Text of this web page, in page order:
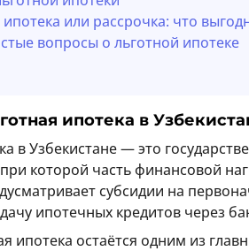
или рассрочка: что
вопросы о льготной ипотеке
ипотека в
в Узбекистане — это
которой часть финансовой
субсидии на
ипотечных кредитов через
ипотека остаётся одним из